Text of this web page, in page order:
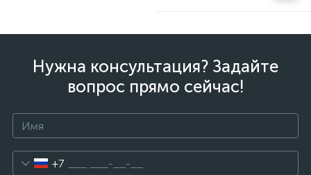
Нужна консультация? Задайте
вопрос прямо сейчас!
+7